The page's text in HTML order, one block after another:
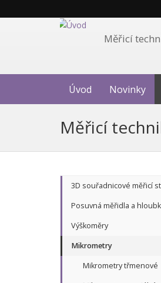
Měřicí
Úvod Novinky
Měřicí
3D souřadnicové měřicí
Posuvná měřidla a
Výškoměry
Mikrometry
Mikrometry třmenové